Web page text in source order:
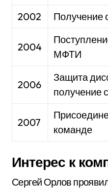
2002
Получение
2004
МФТИ
2006
Защита
получение
2007
команде
Интерес к
Сергей Орлов